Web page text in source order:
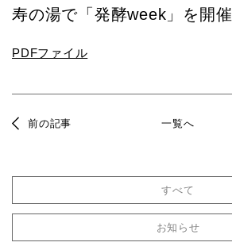
寿の湯で「発酵week」を開催
PDFファイル
前の記事 一覧へ
すべて
お知らせ